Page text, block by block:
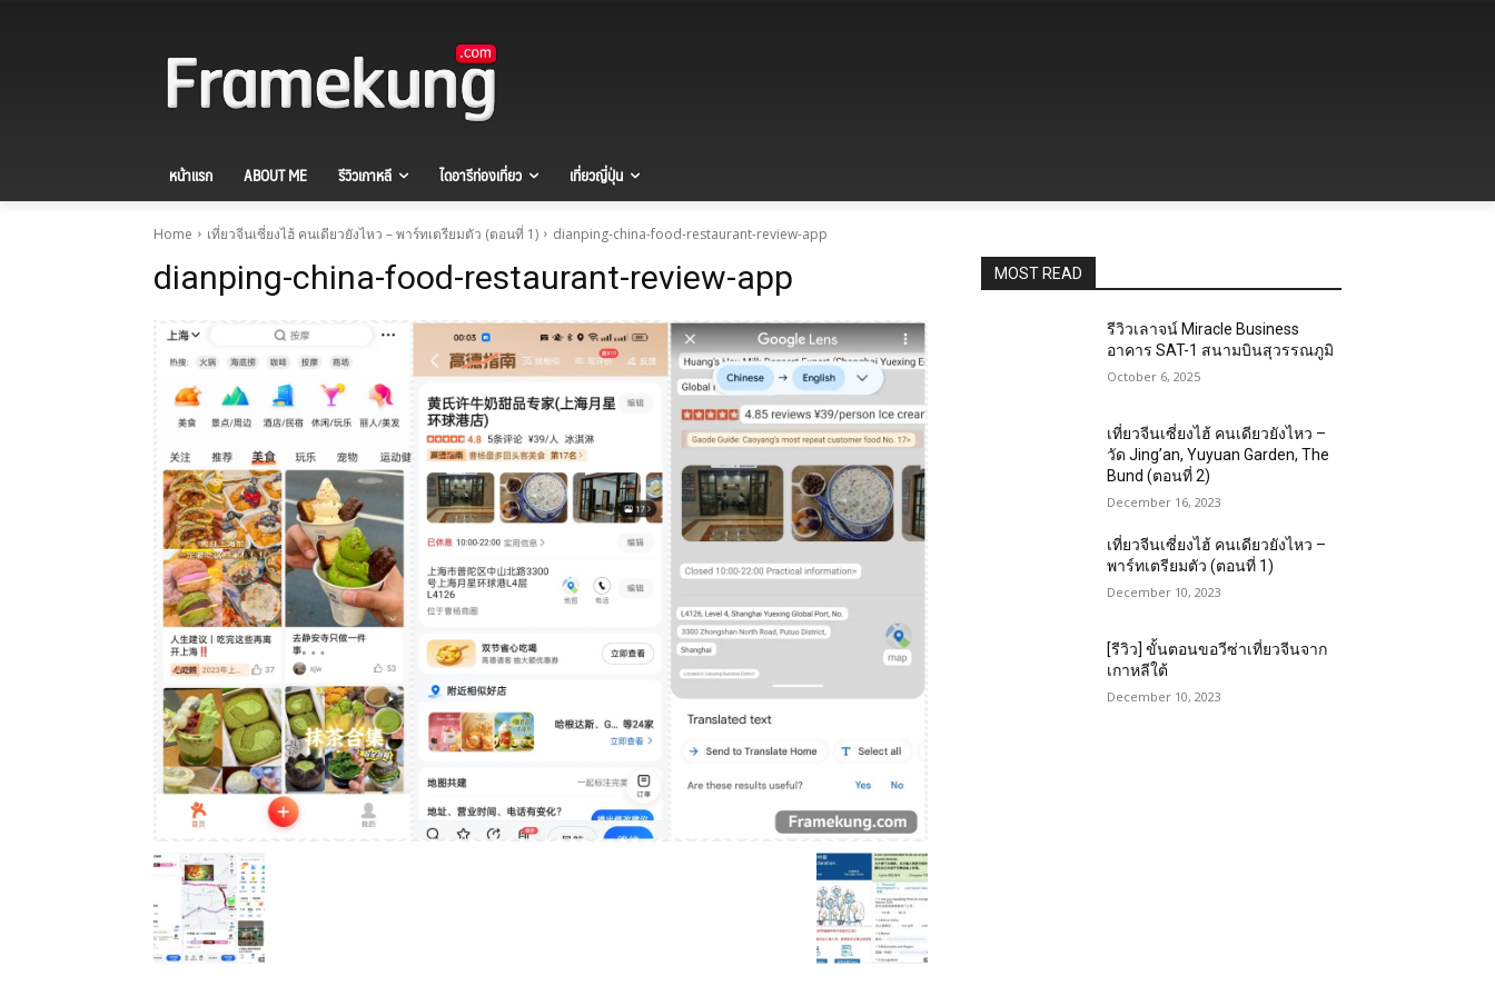
หน้าแรก ABOUT ME รีวิวเกาหลี ไดอารีท่องเที่ยว เที่ยวญี่ปุ่น
Home เที่ยวจีนเซี่ยงไฮ้ คนเดียวยังไหว – พาร์ทเตรียมตัว (ตอนที่ 1) dianping-china-food-restaurant-review-app
dianping-china-food-restaurant-review-app MOST READ
รีวิวเลาจน์ Miracle Business
อาคาร SAT-1 สนามบินสุวรรณภูมิ
October 6, 2025
เที่ยวจีนเซี่ยงไฮ้ คนเดียวยังไหว –
วัด Jing’an, Yuyuan Garden, The
Bund (ตอนที่ 2)
December 16, 2023
เที่ยวจีนเซี่ยงไฮ้ คนเดียวยังไหว –
พาร์ทเตรียมตัว (ตอนที่ 1)
December 10, 2023
[รีวิว] ขั้นตอนขอวีซ่าเที่ยวจีนจาก
เกาหลีใต้
December 10, 2023